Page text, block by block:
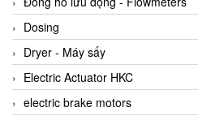
ANDERSON-NEGELE
ANDILOG Technologies Vietnam
Anritsu
ANTEC S.A
Dosing
Dryer - Máy sấy
Electric Actuator HKC
electric brake motors